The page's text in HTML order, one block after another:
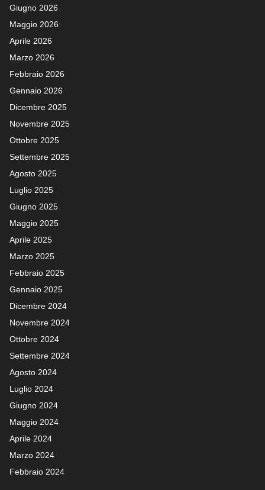
Giugno 2026
Maggio 2026
Aprile 2026
Marzo 2026
Febbraio 2026
Gennaio 2026
Dicembre 2025
Novembre 2025
Ottobre 2025
Settembre 2025
Agosto 2025
Luglio 2025
Giugno 2025
Maggio 2025
Aprile 2025
Marzo 2025
Febbraio 2025
Gennaio 2025
Dicembre 2024
Novembre 2024
Ottobre 2024
Settembre 2024
Agosto 2024
Luglio 2024
Giugno 2024
Maggio 2024
Aprile 2024
Marzo 2024
Febbraio 2024